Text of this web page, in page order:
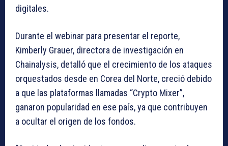
digitales.
Durante el webinar para presentar el reporte,
Kimberly Grauer, directora de investigación en
Chainalysis, detalló que el crecimiento de los ataques
orquestados desde en Corea del Norte, creció debido
a que las plataformas llamadas “Crypto Mixer”,
ganaron popularidad en ese país, ya que contribuyen
a ocultar el origen de los fondos.